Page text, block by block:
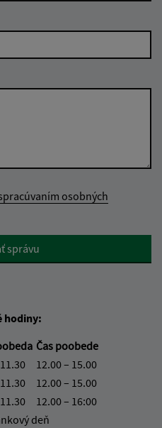
osobných
správu
hodiny:
Čas poobede
12.00 – 15.00
12.00 – 15.00
12.00 – 16:00
deň